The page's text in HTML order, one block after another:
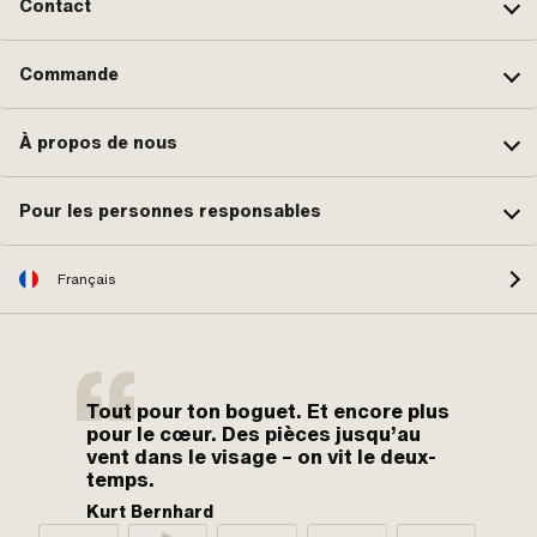
Contact
Commande
À propos de nous
Pour les personnes responsables
Français
Tout pour ton boguet. Et encore plus
pour le cœur. Des pièces jusqu’au
vent dans le visage – on vit le deux-
temps.
Kurt Bernhard